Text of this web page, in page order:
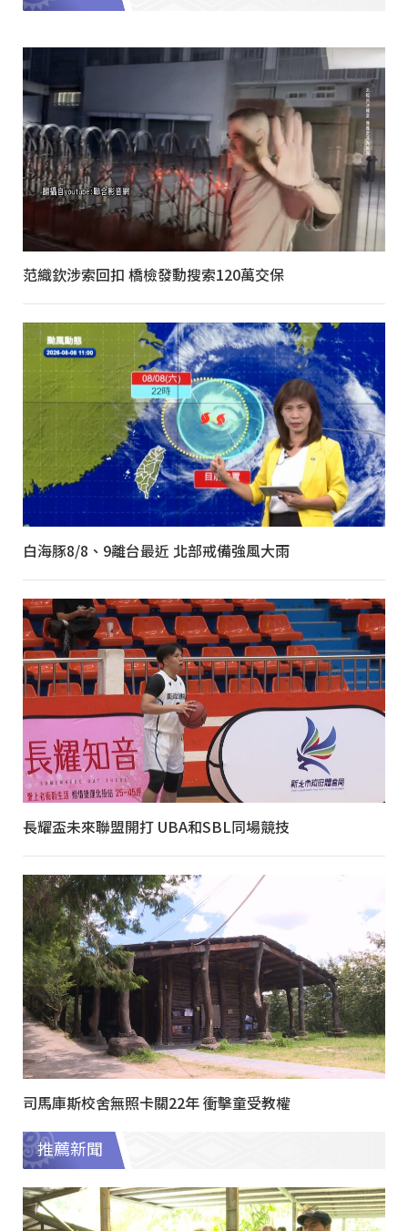
范織欽涉索回扣 橋檢發動搜索120萬交保
白海豚8/8、9離台最近 北部戒備強風大雨
長耀盃未來聯盟開打 UBA和SBL同場競技
司馬庫斯校舍無照卡關22年 衝擊童受教權
推薦新聞